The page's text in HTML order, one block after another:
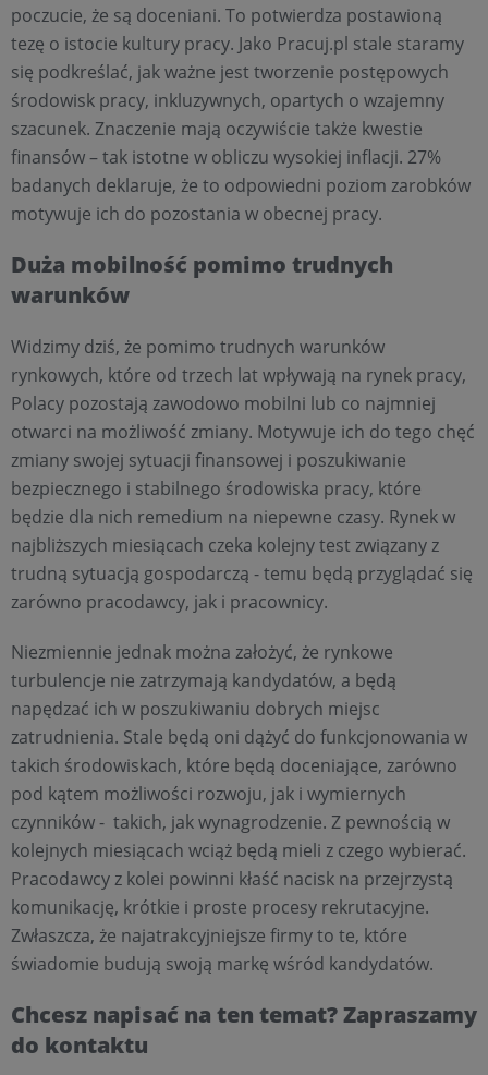
poczucie, że są doceniani. To potwierdza postawioną
tezę o istocie kultury pracy. Jako Pracuj.pl stale staramy
się podkreślać, jak ważne jest tworzenie postępowych
środowisk pracy, inkluzywnych, opartych o wzajemny
szacunek. Znaczenie mają oczywiście także kwestie
finansów – tak istotne w obliczu wysokiej inflacji. 27%
badanych deklaruje, że to odpowiedni poziom zarobków
motywuje ich do pozostania w obecnej pracy.
Duża mobilność pomimo trudnych
warunków
Widzimy dziś, że pomimo trudnych warunków
rynkowych, które od trzech lat wpływają na rynek pracy,
Polacy pozostają zawodowo mobilni lub co najmniej
otwarci na możliwość zmiany. Motywuje ich do tego chęć
zmiany swojej sytuacji finansowej i poszukiwanie
bezpiecznego i stabilnego środowiska pracy, które
będzie dla nich remedium na niepewne czasy. Rynek w
najbliższych miesiącach czeka kolejny test związany z
trudną sytuacją gospodarczą - temu będą przyglądać się
zarówno pracodawcy, jak i pracownicy.
Niezmiennie jednak można założyć, że rynkowe
turbulencje nie zatrzymają kandydatów, a będą
napędzać ich w poszukiwaniu dobrych miejsc
zatrudnienia. Stale będą oni dążyć do funkcjonowania w
takich środowiskach, które będą doceniające, zarówno
pod kątem możliwości rozwoju, jak i wymiernych
czynników - takich, jak wynagrodzenie. Z pewnością w
kolejnych miesiącach wciąż będą mieli z czego wybierać.
Pracodawcy z kolei powinni kłaść nacisk na przejrzystą
komunikację, krótkie i proste procesy rekrutacyjne.
Zwłaszcza, że najatrakcyjniejsze firmy to te, które
świadomie budują swoją markę wśród kandydatów.
Chcesz napisać na ten temat? Zapraszamy
do kontaktu